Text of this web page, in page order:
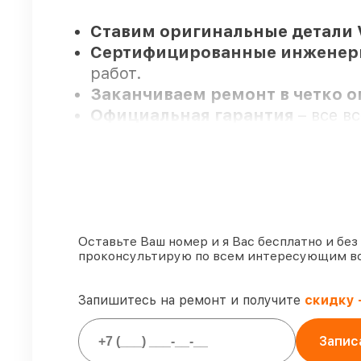
Ставим оригинальные детали
Сертифицированные
работ.
Заканчиваем ремонт в четко
Официальная гарантия
– все
работ закрываем в
90%запчастей Venox имеются
Оригинальные
работ исполняются за 1–2
Оставьте Ваш номер и я Вас бесплатно и без
проконсультирую по всем интересующим
Запишитесь на ремонт и получите скидку